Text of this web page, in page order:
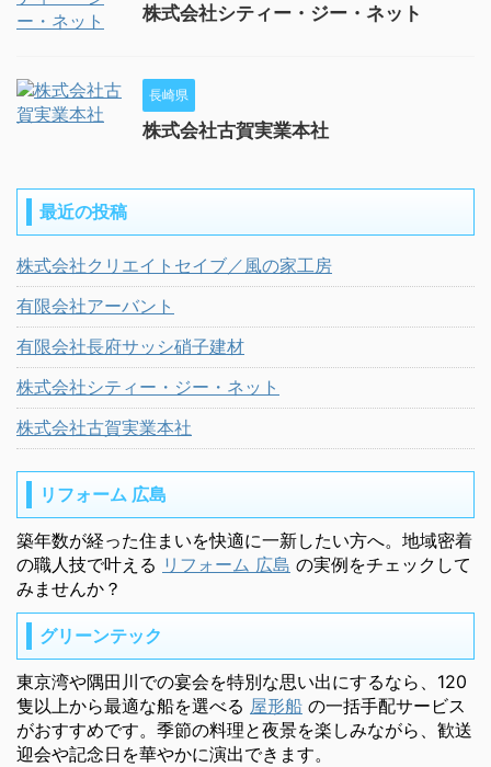
株式会社シティー・ジー・ネット
長崎県
株式会社古賀実業本社
最近の投稿
株式会社クリエイトセイブ／風の家工房
有限会社アーバント
有限会社長府サッシ硝子建材
株式会社シティー・ジー・ネット
株式会社古賀実業本社
リフォーム 広島
築年数が経った住まいを快適に一新したい方へ。地域密着
の職人技で叶える リフォーム 広島 の実例をチェックして
みませんか？
グリーンテック
東京湾や隅田川での宴会を特別な思い出にするなら、120
隻以上から最適な船を選べる 屋形船 の一括手配サービス
がおすすめです。季節の料理と夜景を楽しみながら、歓送
迎会や記念日を華やかに演出できます。